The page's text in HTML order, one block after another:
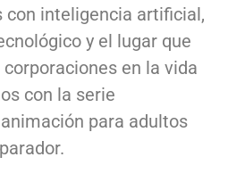
con inteligencia artificial,
y el lugar que
en la vida
con la serie
para adultos